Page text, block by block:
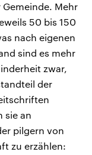
Mehr
50 bis 150
nach eigenen
sind es mehr
zwar,
der
sie an
pilgern von
zu erzählen: